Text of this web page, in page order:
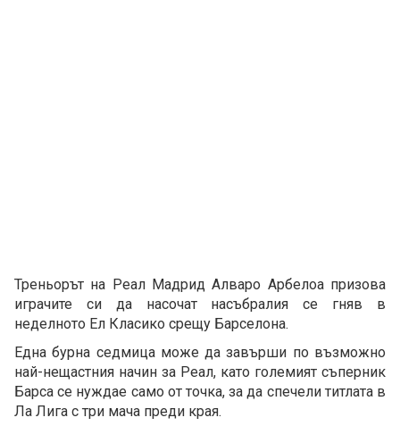
Треньорът на Реал Мадрид Алваро Арбелоа призова
играчите си да насочат насъбралия се гняв в
неделното Ел Класико срещу Барселона.
Една бурна седмица може да завърши по възможно
най-нещастния начин за Реал, като големият съперник
Барса се нуждае само от точка, за да спечели титлата в
Ла Лига с три мача преди края.